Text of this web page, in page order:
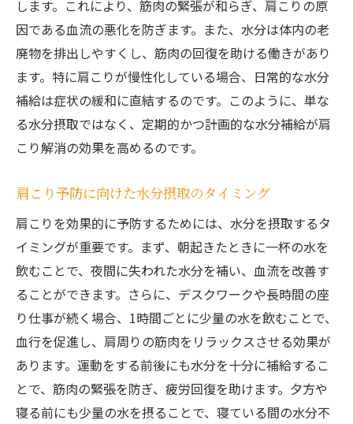
します。これにより、筋肉の緊張が和らぎ、肩こりの原
因である血流の悪化を防ぎます。また、水分は体内の老
廃物を排出しやすくし、筋肉の回復を助ける働きがあり
ます。特に肩こりが慢性化している場合、日常的な水分
補給は症状の緩和に直結するのです。このように、単な
る水分摂取ではなく、定期的かつ計画的な水分補給が肩
こり解消の効果を高めるのです。
肩こり予防に向けた水分摂取のタイミング
肩こりを効果的に予防するためには、水分を摂取するタ
イミングが重要です。まず、朝起きたときに一杯の水を
飲むことで、夜間に失われた水分を補い、血流を改善す
ることができます。さらに、デスクワークや長時間の座
り仕事が続く場合、1時間ごとに少量の水を飲むことで、
血行を促進し、肩周りの筋肉をリラックスさせる効果が
あります。運動をする前後にも水分を十分に補給するこ
とで、筋肉の緊張を防ぎ、疲労回復を助けます。夕方や
寝る前にも少量の水を摂ることで、寝ている間の水分不